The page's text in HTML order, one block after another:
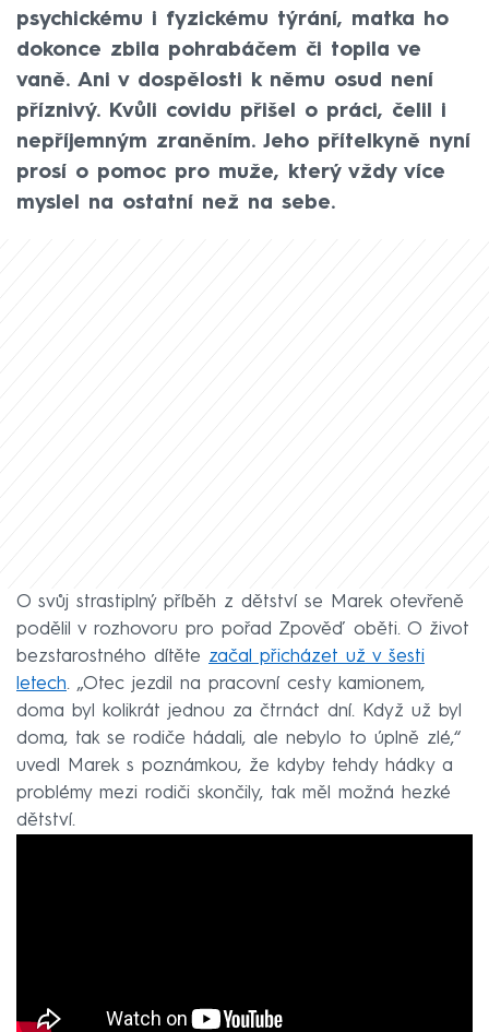
psychickému i fyzickému týrání, matka ho
dokonce zbila pohrabáčem či topila ve
vaně. Ani v dospělosti k němu osud není
příznivý. Kvůli covidu přišel o práci, čelil i
nepříjemným zraněním. Jeho přítelkyně nyní
prosí o pomoc pro muže, který vždy více
myslel na ostatní než na sebe.
O svůj strastiplný příběh z dětství se Marek otevřeně
podělil v rozhovoru pro pořad Zpověď oběti. O život
bezstarostného dítěte začal přicházet už v šesti
letech. „Otec jezdil na pracovní cesty kamionem,
doma byl kolikrát jednou za čtrnáct dní. Když už byl
doma, tak se rodiče hádali, ale nebylo to úplně zlé,“
uvedl Marek s poznámkou, že kdyby tehdy hádky a
problémy mezi rodiči skončily, tak měl možná hezké
dětství.